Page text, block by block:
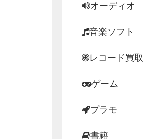
オーディオ
音楽ソフト
レコード買取
ゲーム
プラモ
書籍